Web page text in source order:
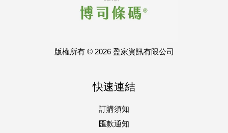
版權所有 © 2026 盈家資訊有限公司
快速連結
訂購須知
匯款通知